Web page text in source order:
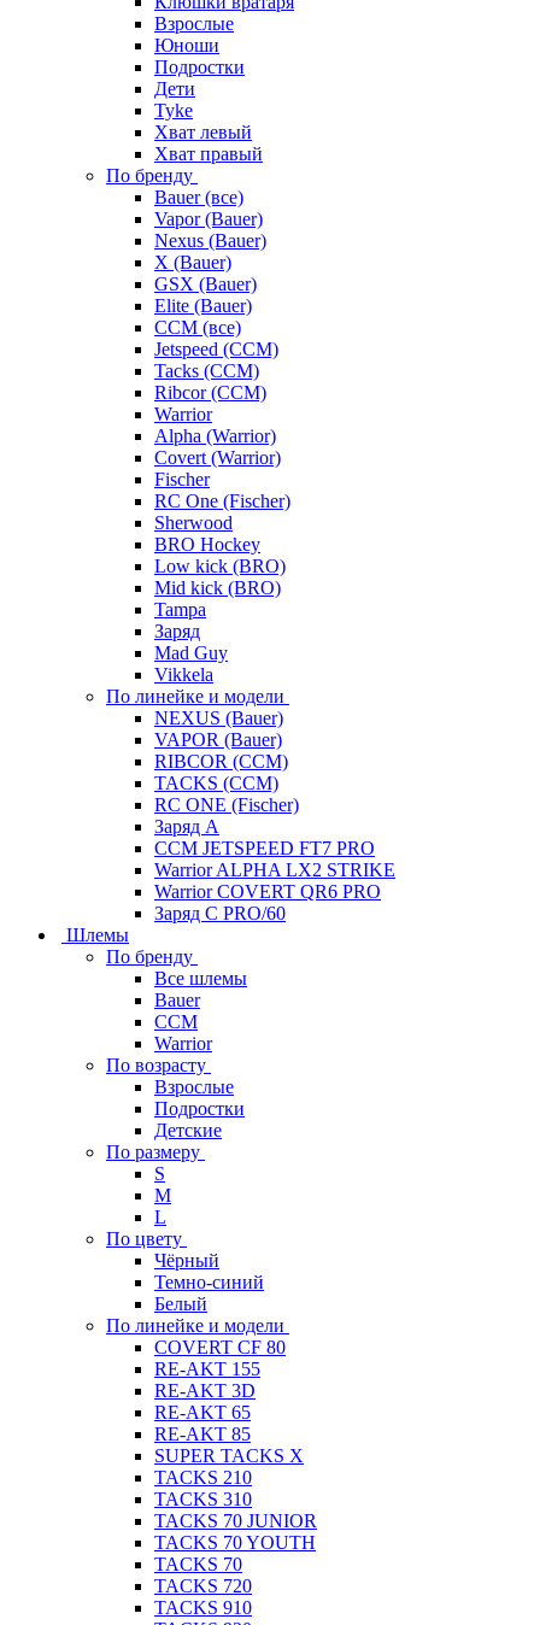
Взрослые
Юноши
Подростки
Дети
Tyke
Хват левый
Хват правый
По бренду
Bauer (все)
Vapor (Bauer)
Nexus (Bauer)
X (Bauer)
GSX (Bauer)
Elite (Bauer)
CCM (все)
Jetspeed (CCM)
Tacks (CCM)
Ribcor (CCM)
Warrior
Alpha (Warrior)
Covert (Warrior)
Fischer
RC One (Fischer)
Sherwood
BRO Hockey
Low kick (BRO)
Mid kick (BRO)
Tampa
Заряд
Mad Guy
Vikkela
По линейке и модели
NEXUS (Bauer)
VAPOR (Bauer)
RIBCOR (CCM)
TACKS (CCM)
RC ONE (Fischer)
Заряд А
CCM JETSPEED FT7 PRO
Warrior ALPHA LX2 STRIKE
Warrior COVERT QR6 PRO
Заряд С PRO/60
Шлемы
По бренду
Все шлемы
Bauer
CCM
Warrior
По возрасту
Взрослые
Подростки
Детские
По размеру
S
M
L
По цвету
Чёрный
Темно-синий
Белый
По линейке и модели
COVERT CF 80
RE-AKT 155
RE-AKT 3D
RE-AKT 65
RE-AKT 85
SUPER TACKS X
TACKS 210
TACKS 310
TACKS 70 JUNIOR
TACKS 70 YOUTH
TACKS 70
TACKS 720
TACKS 910